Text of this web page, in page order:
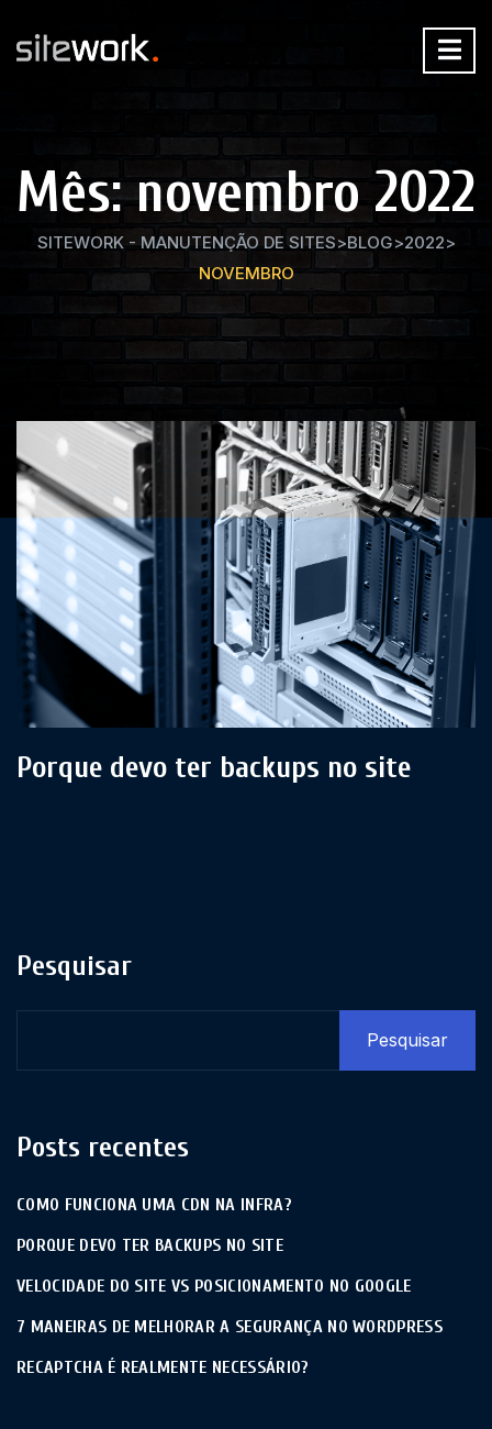
Mês:novembro 2022
SITEWORK - MANUTENÇÃO DE SITES>BLOG>2022>
NOVEMBRO
Porque devo ter backups no site
Pesquisar
Pesquisar
Posts recentes
COMO FUNCIONA UMA CDN NA INFRA?
PORQUE DEVO TER BACKUPS NO SITE
VELOCIDADE DO SITE VS POSICIONAMENTO NO GOOGLE
7 MANEIRAS DE MELHORAR A SEGURANÇA NO WORDPRESS
RECAPTCHA É REALMENTE NECESSÁRIO?